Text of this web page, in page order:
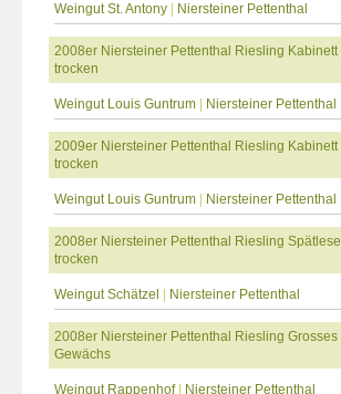
Weingut St. Antony Niersteiner Pettenthal
2008er Niersteiner Pettenthal Riesling Kabinett
trocken
Weingut Louis Guntrum Niersteiner Pettenthal
2009er Niersteiner Pettenthal Riesling Kabinett
trocken
Weingut Louis Guntrum Niersteiner Pettenthal
2008er Niersteiner Pettenthal Riesling Spätlese
trocken
Weingut Schätzel Niersteiner Pettenthal
2008er Niersteiner Pettenthal Riesling Grosses
Gewächs
Weingut Rappenhof| Niersteiner Pettenthal